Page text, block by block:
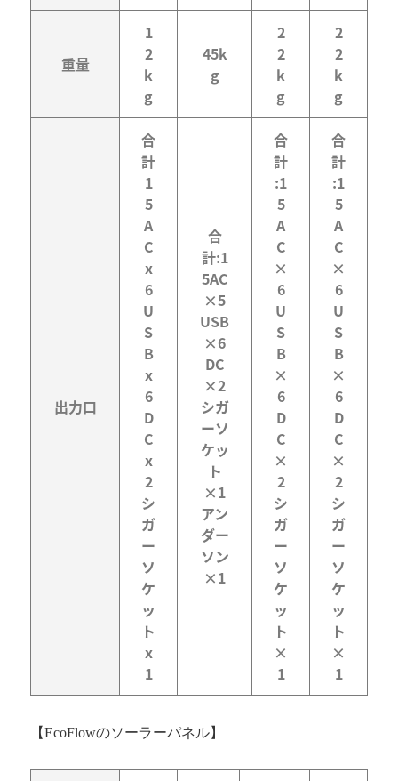
重量
1
2
k
g
45k
g
2
2
k
g
2
2
k
g
出力口
合
計
1
5
A
C
x
6
U
S
B
x
6
D
C
x
2
シ
ガ
ー
ソ
ケ
ッ
ト
x
1
合
計:1
5AC
×5
USB
×6
DC
×2
シガ
ーソ
ケッ
ト
×1
アン
ダー
ソン
×1
合
計
:1
5
A
C
×
6
U
S
B
×
6
D
C
×
2
シ
ガ
ー
ソ
ケ
ッ
ト
×
1
合
計
:1
5
A
C
×
6
U
S
B
×
6
D
C
×
2
シ
ガ
ー
ソ
ケ
ッ
ト
×
1
【EcoFlowのソーラーパネル】